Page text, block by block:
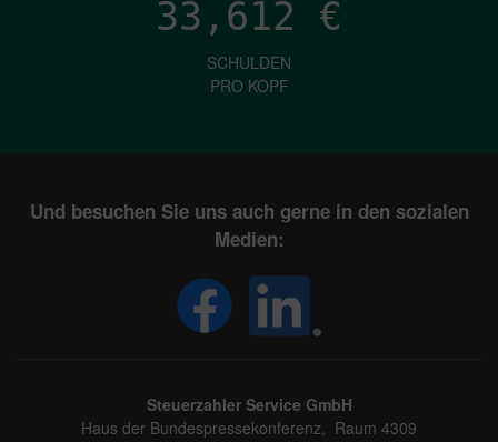
33,612 €
SCHULDEN
PRO KOPF
Und besuchen Sie uns auch gerne in den sozialen
Medien:
Steuerzahler Service GmbH
Haus der Bundespressekonferenz, Raum 4309